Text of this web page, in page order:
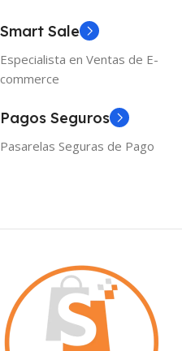
Smart Sale
Especialista en Ventas de E-
commerce
Pagos Seguros
Pasarelas Seguras de Pago